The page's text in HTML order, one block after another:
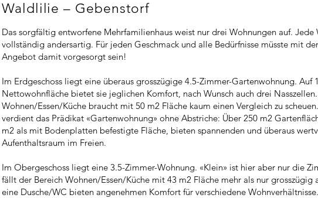
Waldlilie – Gebenstorf
Das sorgfältig entworfene Mehrfamilienhaus weist nur drei Wohnungen auf. Jede
vollständig andersartig. Für jeden Geschmack und alle Bedürfnisse müsste mit
Angebot damit vorgesorgt sein!
Im Erdgeschoss liegt eine überaus grosszügige 4.5-Zimmer-Gartenwohnung. Auf
Nettowohnfläche bietet sie jeglichen Komfort, nach Wunsch auch drei
Wohnen/Essen/Küche braucht mit 50 m2 Fläche kaum einen Vergleich zu
verdient das Prädikat «Gartenwohnung» ohne Abstriche: Über 250 m2
m2 als mit Bodenplatten befestigte Fläche, bieten spannenden und überaus
Aufenthaltsraum im Freien.
Im Obergeschoss liegt eine 3.5-Zimmer-Wohnung. «Klein» ist hier aber nur die
fällt der Bereich Wohnen/Essen/Küche mit 43 m2 Fläche mehr als nur grosszügig
eine Dusche/WC bieten angenehmen Komfort für verschiedene